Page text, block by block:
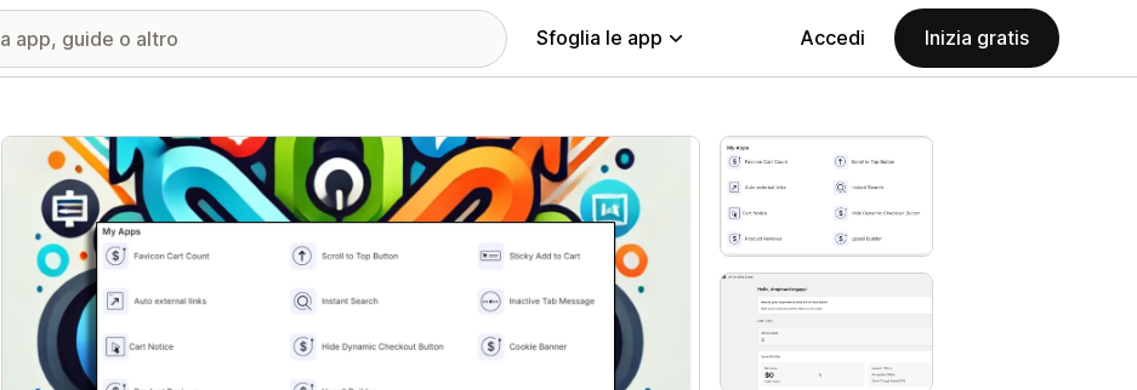
Sfoglia le app Accedi Inizia gratis
Galleria immagini in evidenza